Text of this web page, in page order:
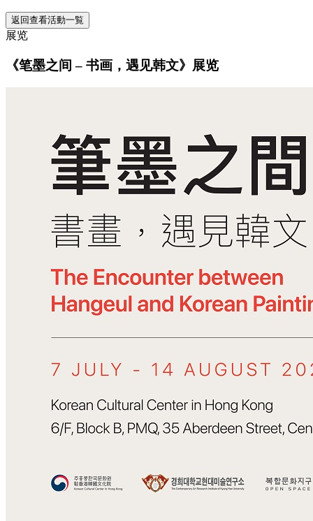
返回查看活動一覧
展览
《笔墨之间 – 书画，遇见韩文》展览